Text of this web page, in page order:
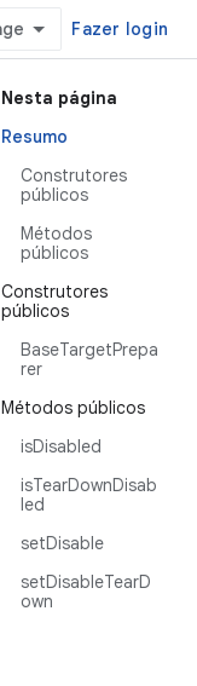
Fazer login
Nesta página
Resumo
Construtores
públicos
Métodos
públicos
Construtores
públicos
BaseTargetPrepa
rer
Métodos públicos
isDisabled
isTearDownDisab
led
setDisable
setDisableTearD
own